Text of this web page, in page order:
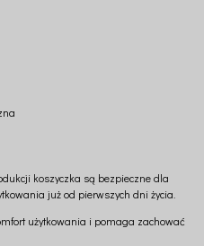
koszyczka są bezpieczne dla
już od pierwszych dni życia.
użytkowania i pomaga zachować